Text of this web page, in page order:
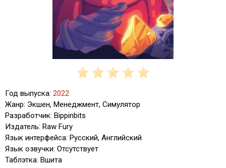
Год выпуска: 2022
Жанр: Экшен, Менеджмент, Симулятор
Разработчик: Bippinbits
Издатель: Raw Fury
Язык интерфейса: Русский, Английский
Язык озвучки: Отсутствует
Таблэтка: Вшита